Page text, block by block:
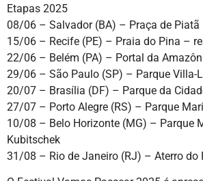
Etapas 2025
08/06 – Salvador (BA) – Praça de Piatã
15/06 – Recife (PE) – Praia do Pina –
22/06 – Belém (PA) – Portal da
29/06 – São Paulo (SP) – Parque Villa-
20/07 – Brasília (DF) – Parque da
27/07 – Porto Alegre (RS) – Parque
10/08 – Belo Horizonte (MG) – Parque
Kubitschek
31/08 – Rio de Janeiro (RJ) – Aterro do